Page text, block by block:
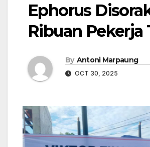
Ephorus
Ribuan Pekerja
By Antoni Marpaung
OCT 30, 2025